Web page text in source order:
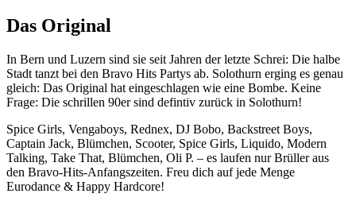
Das Original
In Bern und Luzern sind sie seit Jahren der letzte Schrei: Die halbe
Stadt tanzt bei den Bravo Hits Partys ab. Solothurn erging es genau
gleich: Das Original hat eingeschlagen wie eine Bombe. Keine
Frage: Die schrillen 90er sind defintiv zurück in Solothurn!
Spice Girls, Vengaboys, Rednex, DJ Bobo, Backstreet Boys,
Captain Jack, Blümchen, Scooter, Spice Girls, Liquido, Modern
Talking, Take That, Blümchen, Oli P. – es laufen nur Brüller aus
den Bravo-Hits-Anfangszeiten. Freu dich auf jede Menge
Eurodance & Happy Hardcore!